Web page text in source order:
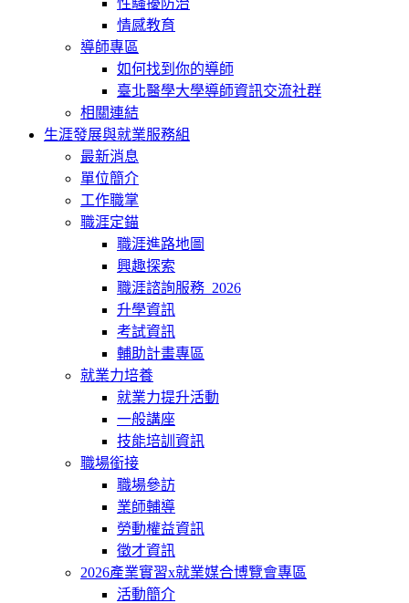
情感教育
導師專區
如何找到你的導師
臺北醫學大學導師資訊交流社群
相關連結
生涯發展與就業服務組
最新消息
單位簡介
工作職掌
職涯定錨
職涯進路地圖
興趣探索
職涯諮詢服務_2026
升學資訊
考試資訊
輔助計畫專區
就業力培養
就業力提升活動
一般講座
技能培訓資訊
職場銜接
職場參訪
業師輔導
勞動權益資訊
徵才資訊
2026產業實習x就業媒合博覽會專區
活動簡介